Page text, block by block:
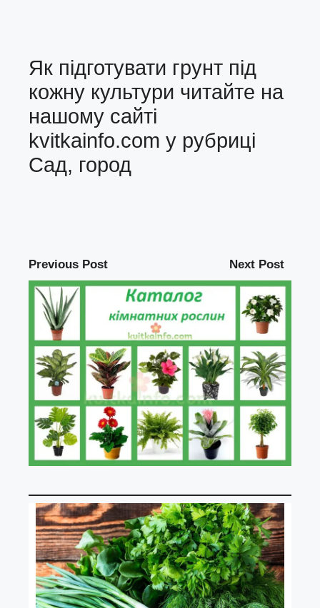
Як підготувати грунт під
кожну культури читайте на
нашому сайті
kvitkainfo.com у рубриці
Сад, город
Previous Post Next Post